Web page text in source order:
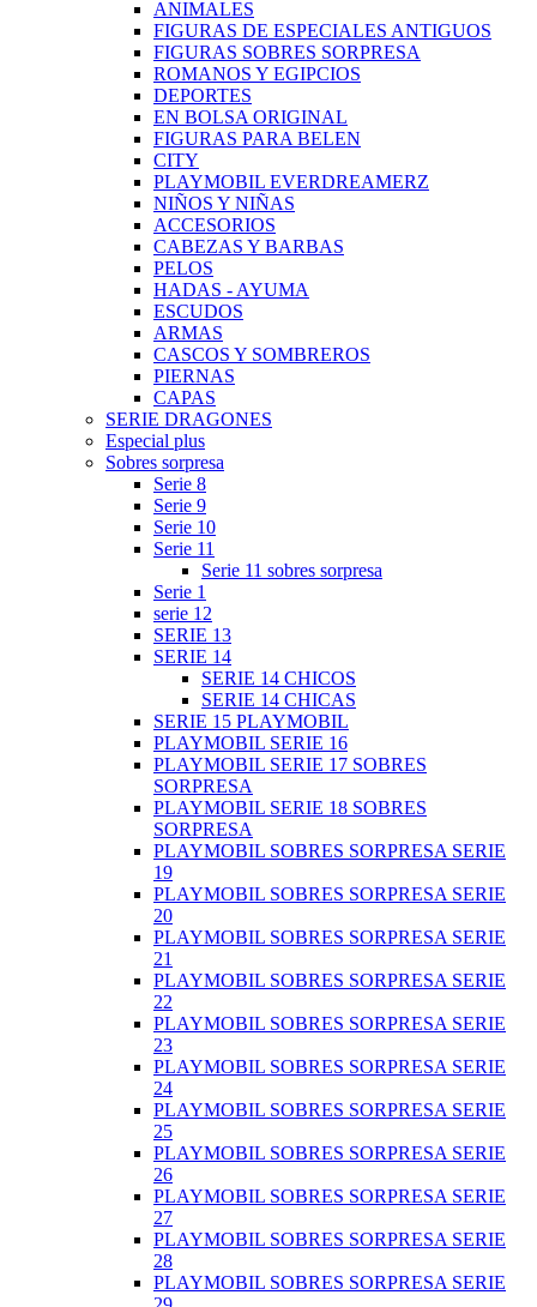
ANIMALES
FIGURAS DE ESPECIALES ANTIGUOS
FIGURAS SOBRES SORPRESA
ROMANOS Y EGIPCIOS
DEPORTES
EN BOLSA ORIGINAL
FIGURAS PARA BELEN
CITY
PLAYMOBIL EVERDREAMERZ
NIÑOS Y NIÑAS
ACCESORIOS
CABEZAS Y BARBAS
PELOS
HADAS - AYUMA
ESCUDOS
ARMAS
CASCOS Y SOMBREROS
PIERNAS
CAPAS
SERIE DRAGONES
Especial plus
Sobres sorpresa
Serie 8
Serie 9
Serie 10
Serie 11
Serie 11 sobres sorpresa
Serie 1
serie 12
SERIE 13
SERIE 14
SERIE 14 CHICOS
SERIE 14 CHICAS
SERIE 15 PLAYMOBIL
PLAYMOBIL SERIE 16
PLAYMOBIL SERIE 17 SOBRES
SORPRESA
PLAYMOBIL SERIE 18 SOBRES
SORPRESA
PLAYMOBIL SOBRES SORPRESA SERIE
19
PLAYMOBIL SOBRES SORPRESA SERIE
20
PLAYMOBIL SOBRES SORPRESA SERIE
21
PLAYMOBIL SOBRES SORPRESA SERIE
22
PLAYMOBIL SOBRES SORPRESA SERIE
23
PLAYMOBIL SOBRES SORPRESA SERIE
24
PLAYMOBIL SOBRES SORPRESA SERIE
25
PLAYMOBIL SOBRES SORPRESA SERIE
26
PLAYMOBIL SOBRES SORPRESA SERIE
27
PLAYMOBIL SOBRES SORPRESA SERIE
28
PLAYMOBIL SOBRES SORPRESA SERIE